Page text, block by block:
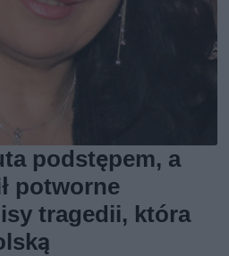
podstępem, a
potworne
tragedii, która